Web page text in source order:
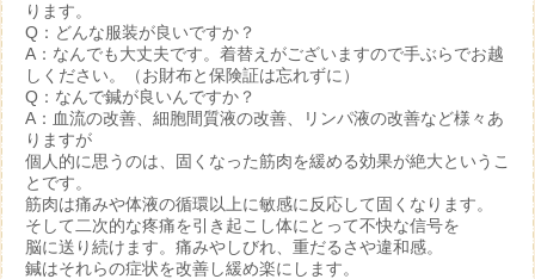
ります。
Q：どんな服装が良いですか？
A：なんでも大丈夫です。着替えがございますので手ぶらでお越
しください。（お財布と保険証は忘れずに）
Q：なんで鍼が良いんですか？
A：血流の改善、細胞間質液の改善、リンパ液の改善など様々あ
りますが
個人的に思うのは、固くなった筋肉を緩める効果が絶大というこ
とです。
筋肉は痛みや体液の循環以上に敏感に反応して固くなります。
そして二次的な疼痛を引き起こし体にとって不快な信号を
脳に送り続けます。痛みやしびれ、重だるさや違和感。
鍼はそれらの症状を改善し緩め楽にします。